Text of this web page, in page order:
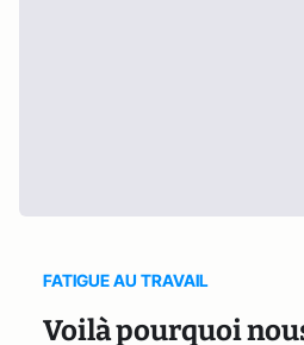
FATIGUE AU TRAVAIL
Voilà pourquoi